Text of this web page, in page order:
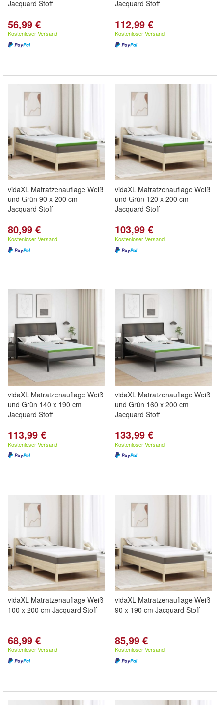
Jacquard Stoff
56,99 €
Kostenloser Versand
Jacquard Stoff
112,99 €
Kostenloser Versand
vidaXL Matratzenauflage Weiß
und Grün 90 x 200 cm
Jacquard Stoff
80,99 €
Kostenloser Versand
vidaXL Matratzenauflage Weiß
und Grün 120 x 200 cm
Jacquard Stoff
103,99 €
Kostenloser Versand
vidaXL Matratzenauflage Weiß
und Grün 140 x 190 cm
Jacquard Stoff
113,99 €
Kostenloser Versand
vidaXL Matratzenauflage Weiß
und Grün 160 x 200 cm
Jacquard Stoff
133,99 €
Kostenloser Versand
vidaXL Matratzenauflage Weiß
100 x 200 cm Jacquard Stoff
68,99 €
Kostenloser Versand
vidaXL Matratzenauflage Weiß
90 x 190 cm Jacquard Stoff
85,99 €
Kostenloser Versand